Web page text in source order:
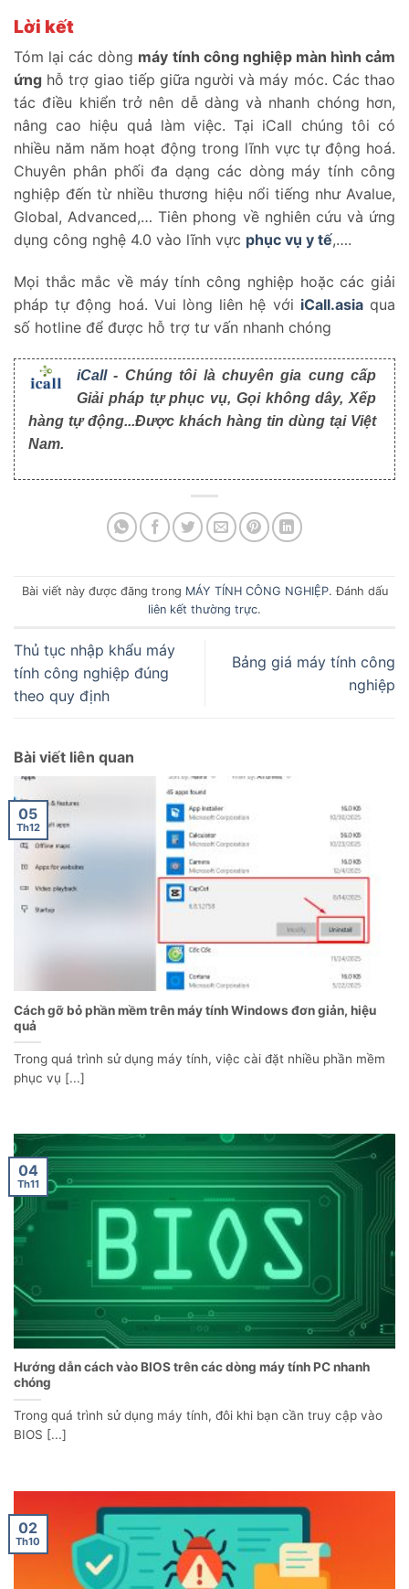
Lời kết
Tóm lại các dòng máy tính công nghiệp màn hình cảm
ứng hỗ trợ giao tiếp giữa người và máy móc. Các thao
tác điều khiển trở nên dễ dàng và nhanh chóng hơn,
nâng cao hiệu quả làm việc. Tại iCall chúng tôi có
nhiều năm năm hoạt động trong lĩnh vực tự động hoá.
Chuyên phân phối đa dạng các dòng máy tính công
nghiệp đến từ nhiều thương hiệu nổi tiếng như Avalue,
Global, Advanced,… Tiên phong về nghiên cứu và ứng
dụng công nghệ 4.0 vào lĩnh vực phục vụ y tế,….
Mọi thắc mắc về máy tính công nghiệp hoặc các giải
pháp tự động hoá. Vui lòng liên hệ với iCall.asia qua
số hotline để được hỗ trợ tư vấn nhanh chóng
iCall- Chúng tôi là chuyên gia cung cấp
Giải pháp tự phục vụ, Gọi không dây, Xếp
hàng tự động...Được khách hàng tin dùng tại Việt
Nam.
Bài viết này được đăng trong MÁY TÍNH CÔNG NGHIỆP. Đánh dấu
liên kết thường trực.
Thủ tục nhập khẩu máy
tính công nghiệp đúng
theo quy định
Bảng giá máy tính công
nghiệp
Bài viết liên quan
Cách gỡ bỏ phần mềm trên máy tính Windows đơn giản, hiệu
quả
Trong quá trình sử dụng máy tính, việc cài đặt nhiều phần mềm
phục vụ [...]
05
Th12
Hướng dẫn cách vào BIOS trên các dòng máy tính PC nhanh
chóng
Trong quá trình sử dụng máy tính, đôi khi bạn cần truy cập vào
BIOS [...]
04
Th11
02
Th10